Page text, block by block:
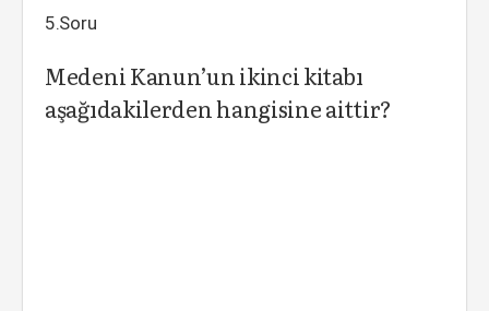
5.Soru
Medeni Kanun’un ikinci kitabı
aşağıdakilerden hangisine aittir?